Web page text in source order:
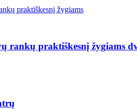
rankų praktiškesnį žygiams